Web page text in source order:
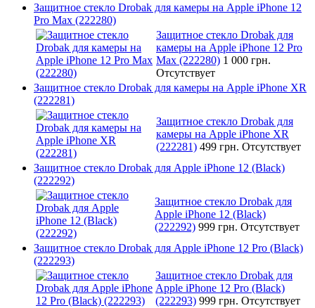
Защитное стекло Drobak для камеры на Apple iPhone 12
Pro Max (222280)
Защитное стекло Drobak для
камеры на Apple iPhone 12 Pro
Max (222280) 1 000 грн.
Отсутствует
Защитное стекло Drobak для камеры на Apple iPhone XR
(222281)
Защитное стекло Drobak для
камеры на Apple iPhone XR
(222281) 499 грн. Отсутствует
Защитное стекло Drobak для Apple iPhone 12 (Black)
(222292)
Защитное стекло Drobak для
Apple iPhone 12 (Black)
(222292) 999 грн. Отсутствует
Защитное стекло Drobak для Apple iPhone 12 Pro (Black)
(222293)
Защитное стекло Drobak для
Apple iPhone 12 Pro (Black)
(222293) 999 грн. Отсутствует